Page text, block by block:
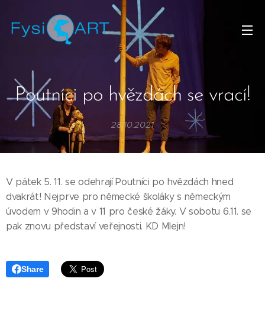
Poutníci po hvězdách se vrací!
28.10.2021
V pátek 5. 11. se odehrají Poutníci po hvězdách hned
dvakrát! Nejprve pro německé školáky s německým
úvodem v 9hodin a v 11 pro české žáky. V sobotu 6.11. se
pak znovu představí veřejnosti. KD Mlejn!
Share